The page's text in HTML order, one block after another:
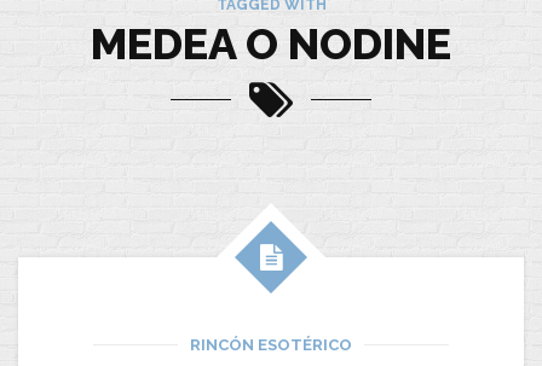
TAGGED WITH
MEDEA O NODINE
RINCÓN ESOTÉRICO